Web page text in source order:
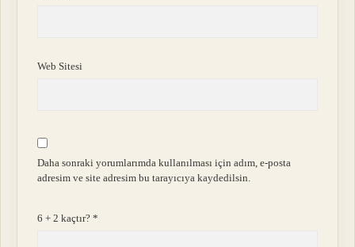
Web Sitesi
Daha sonraki yorumlarımda kullanılması için adım, e-posta
adresim ve site adresim bu tarayıcıya kaydedilsin.
6 + 2 kaçtır?*